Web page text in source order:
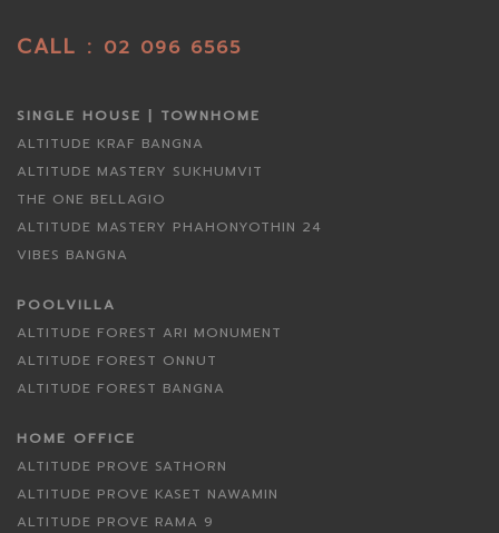
CALL : 02 096 6565
SINGLE HOUSE | TOWNHOME
ALTITUDE KRAF BANGNA
ALTITUDE MASTERY SUKHUMVIT
THE ONE BELLAGIO
ALTITUDE MASTERY PHAHONYOTHIN 24
VIBES BANGNA
POOLVILLA
ALTITUDE FOREST ARI MONUMENT
ALTITUDE FOREST ONNUT
ALTITUDE FOREST BANGNA
HOME OFFICE
ALTITUDE PROVE SATHORN
ALTITUDE PROVE KASET NAWAMIN
ALTITUDE PROVE RAMA 9